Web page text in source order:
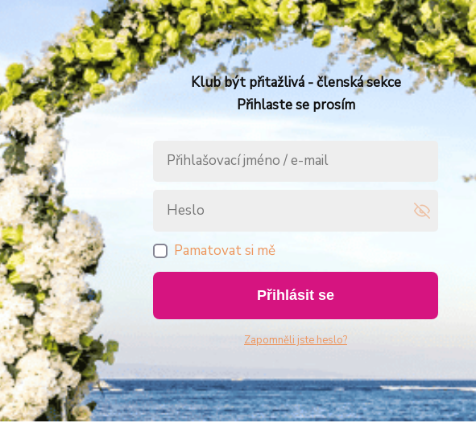
Klub být přitažlivá - členská sekce
Přihlaste se prosím
Pamatovat si mě
Přihlásit se
Zapomněli jste heslo?